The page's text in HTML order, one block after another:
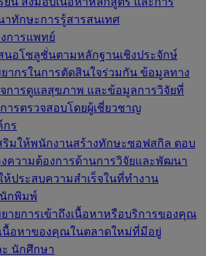
ทักษะการรู้สารสนเทศ
การแพทย์
นอโซลูชั่นตามหลักฐานเชิงประจักษ์
ากรในการตัดสินใจร่วมกัน ข้อมูลทาง
การดูแลสุขภาพ และข้อมูลการวิจัยที่
ารตรวจสอบโดยผู้เชี่ยวชาญ
กร
ริมให้พนักงานสร้างทักษะซอฟสกิล ตอบ
ความต้องการด้านการวิจัยและพัฒนา
ห้ประสบความสำเร็จในที่ทำงาน
กพิมพ์
ายการเข้าถึงเนื้อหาหรือบริการของคุณ
นื้อหาของคุณในตลาดใหม่ที่มีอยู่
นักศึกษา